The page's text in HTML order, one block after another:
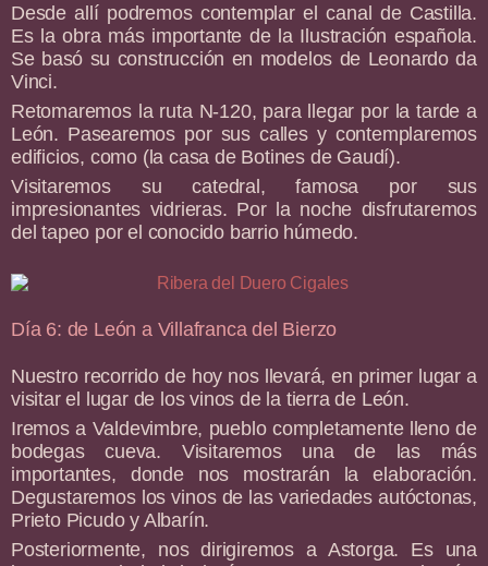
Desde allí podremos contemplar el canal de Castilla.
Es la obra más importante de la Ilustración española.
Se basó su construcción en modelos de Leonardo da
Vinci.
Retomaremos la ruta N-120, para llegar por la tarde a
León. Pasearemos por sus calles y contemplaremos
edificios, como (la casa de Botines de Gaudí).
Visitaremos su catedral, famosa por sus
impresionantes vidrieras. Por la noche disfrutaremos
del tapeo por el conocido barrio húmedo.
Día 6: de León a Villafranca del Bierzo
Nuestro recorrido de hoy nos llevará, en primer lugar a
visitar el lugar de los vinos de la tierra de León.
Iremos a Valdevimbre, pueblo completamente lleno de
bodegas cueva. Visitaremos una de las más
importantes, donde nos mostrarán la elaboración.
Degustaremos los vinos de las variedades autóctonas,
Prieto Picudo y Albarín.
Posteriormente, nos dirigiremos a Astorga. Es una